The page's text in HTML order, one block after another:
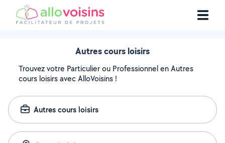
Autres cours loisirs
Trouvez votre Particulier ou Professionnel en Autres
cours loisirs avec AlloVoisins !
Autres cours loisirs